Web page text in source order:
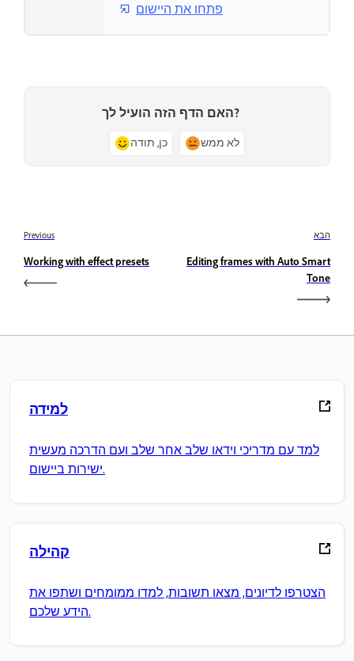
פתחו את היישום
האם הדף הזה הועיל לך?
כן, תודה לא ממש
Previous
Working with effect presets
הבא
Editing frames with Auto Smart
Tone
למידה
למד עם מדריכי וידאו שלב אחר שלב ועם הדרכה מעשית
ישירות ביישום.
קהילה
הצטרפו לדיונים, מצאו תשובות, למדו ממומחים ושתפו את
הידע שלכם.